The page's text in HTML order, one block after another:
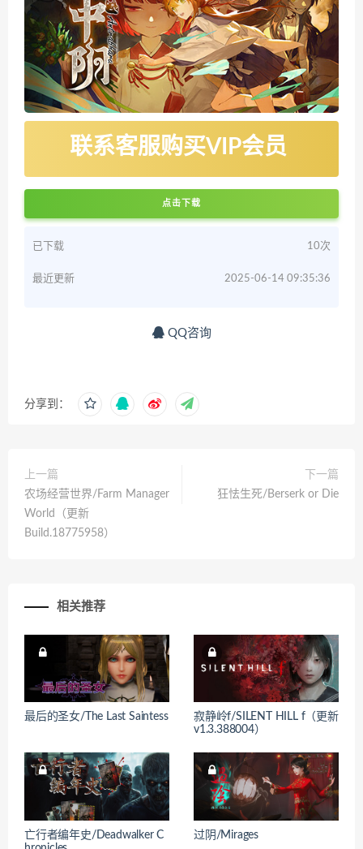
联系客服购买VIP会员
点击下载
已下载 10次
最近更新 2025-06-14 09:35:36
QQ咨询
分享到：
上一篇
农场经营世界/Farm Manager
World（更新
Build.18775958）
下一篇
狂怯生死/Berserk or Die
相关推荐
最后的圣女/The Last Saintess
寂静岭f/SILENT HILL f（更新
v1.3.388004）
亡行者编年史/Deadwalker C
过阴/Mirages